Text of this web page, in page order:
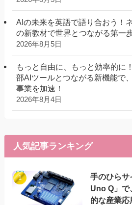
AIの未来を英語で語り合おう！
の新教材で世界とつながる第一
2026年8月5日
もっと自由に、もっと効率的に
部AIツールとつながる新機能で
事業を加速！
2026年8月4日
人気記事ランキング
手のひら
Uno Q」で
的な産業